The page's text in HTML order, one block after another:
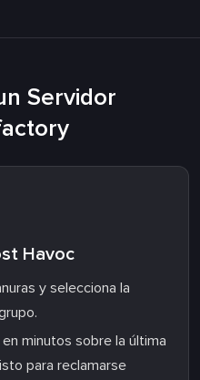
Servidor
Havoc
y selecciona la
minutos sobre la última
para reclamarse